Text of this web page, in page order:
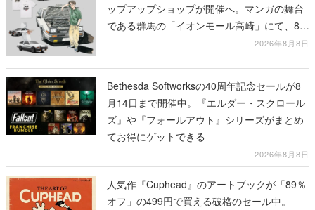
ップアップショップが開催へ。マンガの舞台
である群馬の「イオンモール高崎」にて、8月
11日から8月20日までの期間限定で開催予定
2026年8月8日
Bethesda Softworksの40周年記念セールが8
月14日まで開催中。『エルダー・スクロール
ズ』や『フォールアウト』シリーズがまとめ
てお得にゲットできる
2026年8月8日
人気作『Cuphead』のアートブックが「89％
オフ」の499円で買える破格のセール中。